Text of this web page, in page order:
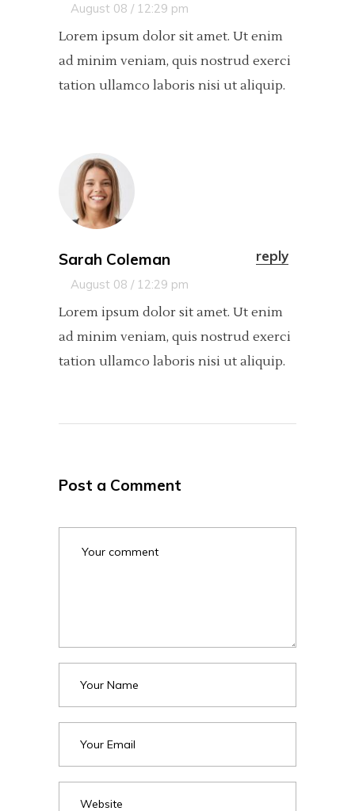
August 08 / 12:29 pm
Lorem ipsum dolor sit amet. Ut enim
ad minim veniam, quis nostrud exerci
tation ullamco laboris nisi ut aliquip.
reply
Sarah Coleman
August 08 / 12:29 pm
Lorem ipsum dolor sit amet. Ut enim
ad minim veniam, quis nostrud exerci
tation ullamco laboris nisi ut aliquip.
Post a Comment